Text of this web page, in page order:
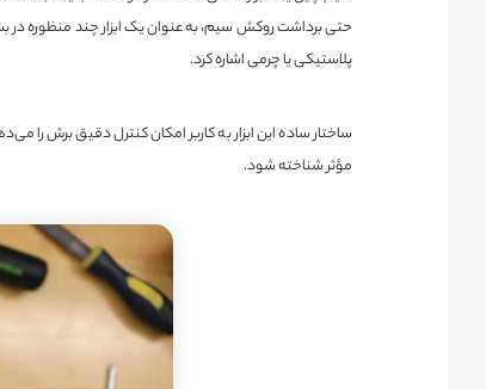
حتی برداشت روکش سیم، به عنوان یک ابزار چند منظوره در
پلاستیکی یا چرمی اشاره کرد.
ساختار ساده این ابزار به کاربر امکان کنترل دقیق برش
مؤثر شناخته شود.